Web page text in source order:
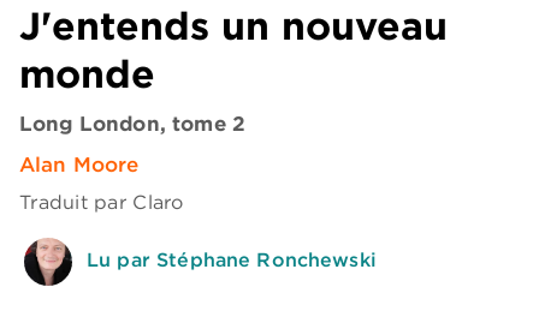
J'entends un nouveau
monde
Long London, tome 2
Alan Moore
Traduit par Claro
Lu par Stéphane Ronchewski